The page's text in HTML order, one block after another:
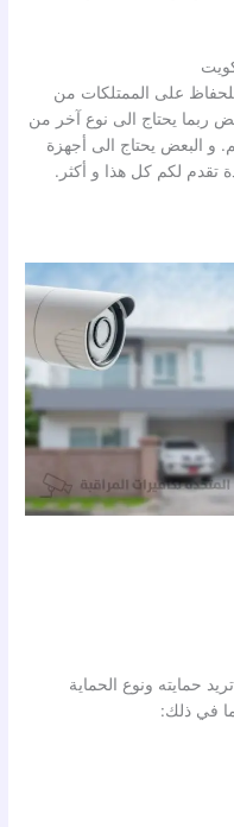
على الممتلكات من
ربما يحتاج الى نوع آخر من
و البعض يحتاج الى أجهزة
تقدم لكم كل هذا و أكثر.
حمايته ونوع الحماية
في ذلك: